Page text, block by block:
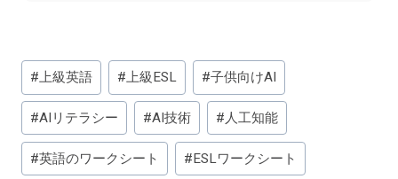
投
稿
タ
グ:
#上級英語 #上級ESL #子供向けAI
#AIリテラシー #AI技術 #人工知能
#英語のワークシート #ESLワークシート